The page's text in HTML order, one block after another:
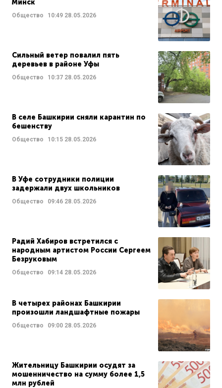
Минск
Общество 10:49 28.05.2026
Сильный ветер повалил пять
деревьев в районе Уфы
Общество 10:37 28.05.2026
В селе Башкирии сняли карантин по
бешенству
Общество 10:15 28.05.2026
В Уфе сотрудники полиции
задержали двух школьников
Общество 09:46 28.05.2026
Радий Хабиров встретился с
народным артистом России Сергеем
Безруковым
Общество 09:14 28.05.2026
В четырех районах Башкирии
произошли ландшафтные пожары
Общество 09:00 28.05.2026
Жительницу Башкирии осудят за
мошенничество на сумму более 1,5
млн рублей